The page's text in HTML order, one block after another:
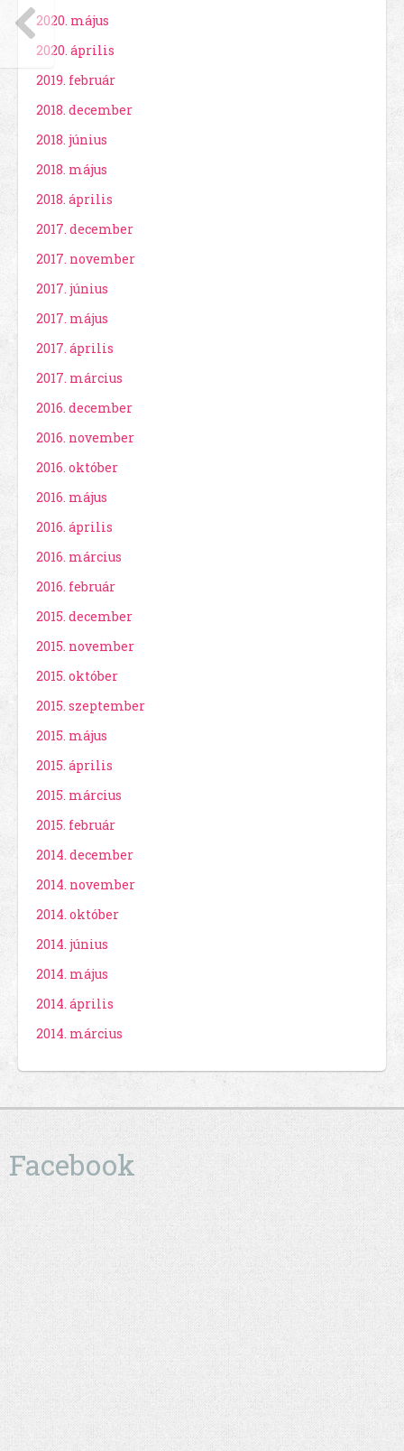
2020. május
2020. április
2019. február
2018. december
2018. június
2018. május
2018. április
2017. december
2017. november
2017. június
2017. május
2017. április
2017. március
2016. december
2016. november
2016. október
2016. május
2016. április
2016. március
2016. február
2015. december
2015. november
2015. október
2015. szeptember
2015. május
2015. április
2015. március
2015. február
2014. december
2014. november
2014. október
2014. június
2014. május
2014. április
2014. március
Facebook